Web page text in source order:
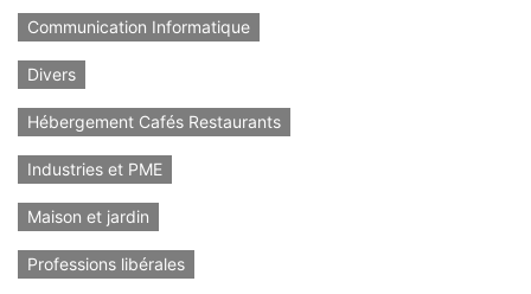
Communication Informatique
Divers
Hébergement Cafés Restaurants
Industries et PME
Maison et jardin
Professions libérales